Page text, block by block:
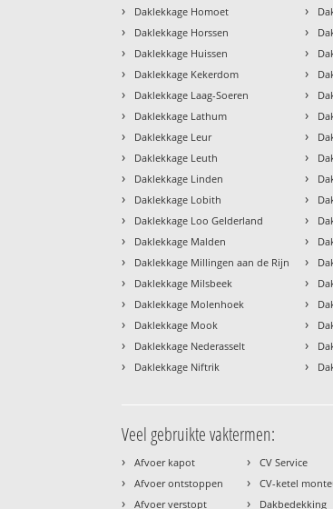
› Daklekkage Homoet
› Daklekkage Horssen
› Daklekkage Huissen
› Daklekkage Kekerdom
› Daklekkage Laag-Soeren
› Daklekkage Lathum
› Daklekkage Leur
› Daklekkage Leuth
› Daklekkage Linden
› Daklekkage Lobith
› Daklekkage Loo Gelderland
› Daklekkage Malden
› Daklekkage Millingen aan de Rijn
› Daklekkage Milsbeek
› Daklekkage Molenhoek
› Daklekkage Mook
› Daklekkage Nederasselt
› Daklekkage Niftrik
›
›
›
›
›
›
›
›
›
›
›
›
›
›
›
›
›
›
Veel gebruikte vaktermen:
› Afvoer kapot
› Afvoer ontstoppen
› Afvoer verstopt
› CV Service
› CV-ketel
› Dakbedekking